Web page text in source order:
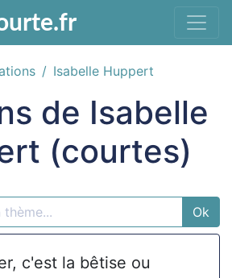
Isabelle Huppert
de Isabelle
(courtes)
Ok
c'est la bêtise ou